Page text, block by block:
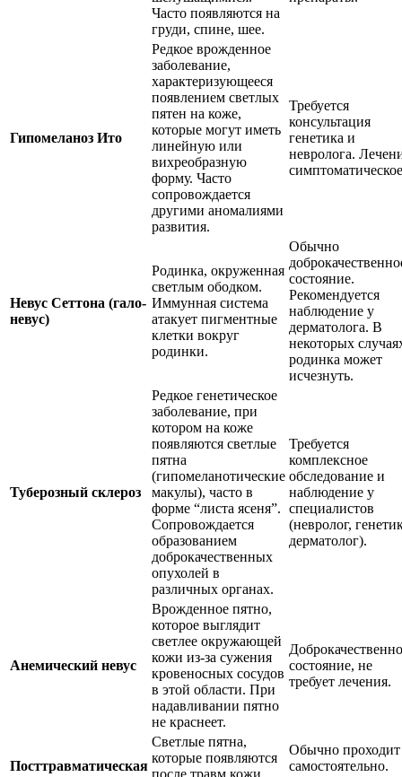
Часто появляются на
груди, спине, шее.
Гипомеланоз Ито
Редкое врожденное
заболевание,
характеризующееся
появлением светлых
пятен на коже,
которые могут иметь
линейную или
вихреобразную
форму. Часто
сопровождается
другими аномалиями
развития.
Требуется
консультация
генетика и
невролога.
Невус Сеттона (гало-
невус)
Родинка, окруженная
светлым ободком.
Иммунная система
атакует пигментные
клетки вокруг
родинки.
Обычно
состояние.
Рекомендуется
наблюдение у
дерматолога. В
некоторых
родинка может
исчезнуть.
Туберозный склероз
Редкое генетическое
заболевание, при
котором на коже
появляются светлые
пятна
(гипомеланотические
макулы), часто в
форме “листа ясеня”.
Сопровождается
образованием
доброкачественных
опухолей в
различных органах.
Требуется
комплексное
обследование и
наблюдение у
специалистов
(невролог,
дерматолог).
Анемический невус
Врожденное пятно,
которое выглядит
светлее окружающей
кожи из-за сужения
кровеносных сосудов
в этой области. При
надавливании пятно
не краснеет.
состояние, не
требует лечения.
Посттравматическая
Светлые пятна,
которые появляются
после травм кожи
Обычно проходит
самостоятельно.